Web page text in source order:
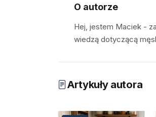
O autorze
Hej, jestem Maciek -
wiedzą dotyczącą
Artykuły autora